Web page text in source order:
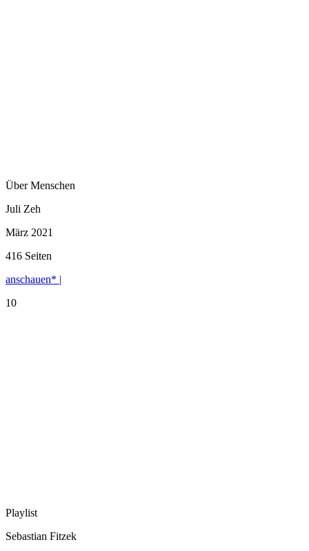
Über Menschen
Juli Zeh
März 2021
416 Seiten
anschauen* |
10
Playlist
Sebastian Fitzek